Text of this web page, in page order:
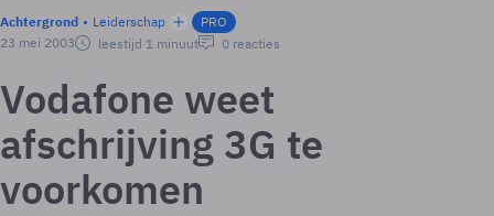
Achtergrond Leiderschap
PRO
23 mei 2003
leestijd 1 minuut 0 reacties
Vodafone weet
afschrijving 3G te
voorkomen